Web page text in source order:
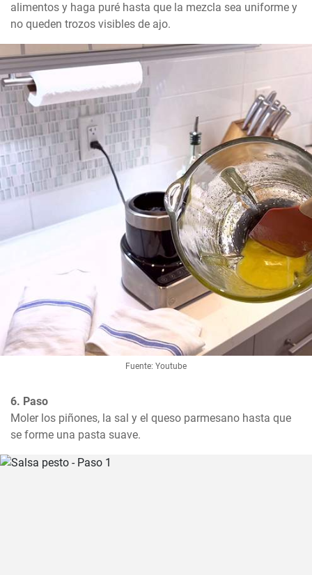
alimentos y haga puré hasta que la mezcla sea uniforme y
no queden trozos visibles de ajo.
Fuente: Youtube
6. Paso
Moler los piñones, la sal y el queso parmesano hasta que
se forme una pasta suave.